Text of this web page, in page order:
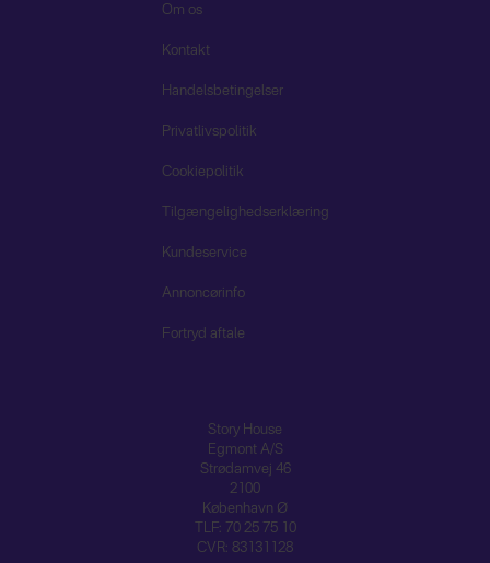
Om os
Kontakt
Handelsbetingelser
Privatlivspolitik
Cookiepolitik
Tilgængelighedserklæring
Kundeservice
Annoncørinfo
Fortryd aftale
Story House
Egmont A/S
Strødamvej 46
2100
København Ø
TLF: 70 25 75 10
CVR: 83131128